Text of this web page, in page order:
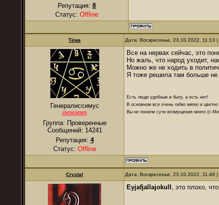
Репутация: 8
Статус: Offline
Тёма Дата: Воскресенье, 23.10.2022,
Генералиссимус
Группа: Проверенные
Сообщений: 14241
Репутация: 4
Статус: Offline
Все на нервах сейчас, это
Но жаль, что народ уходит,
Можно же не ходить в
Я тоже решила там больше не
Есть люди удобные в быту, а есть нет!
В основном все очень гибко мягко и цветно
Вы не поняли сути возмущения моего (с-
Crystal Дата: Воскресенье, 23.10.2022,
Eyjafjallajokull , это плохо,